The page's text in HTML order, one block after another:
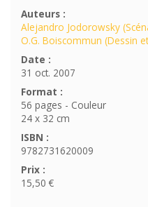
Auteurs :
Alejandro Jodorowsky
O.G. Boiscommun (Dessin
Date :
31 oct. 2007
Format :
56 pages - Couleur
24 x 32 cm
ISBN :
9782731620009
Prix :
15,50 €